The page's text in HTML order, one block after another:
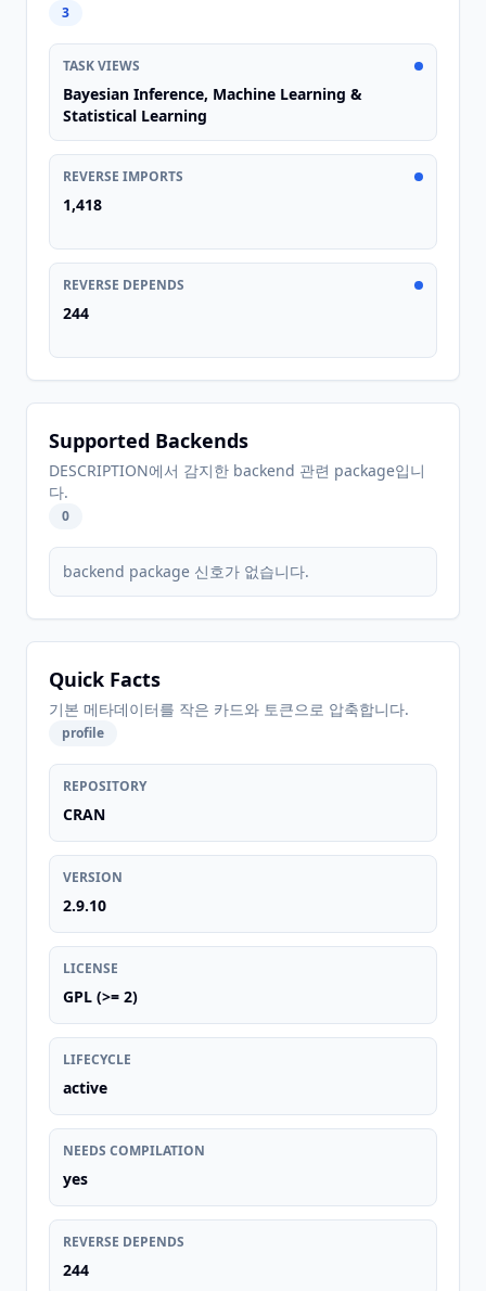
3
TASK VIEWS
Bayesian Inference, Machine Learning &
Statistical Learning
REVERSE IMPORTS
1,418
REVERSE DEPENDS
244
Supported Backends
DESCRIPTION에서 감지한 backend 관련 package입니
다.
0
backend package 신호가 없습니다.
Quick Facts
기본 메타데이터를 작은 카드와 토큰으로 압축합니다.
profile
REPOSITORY
CRAN
VERSION
2.9.10
LICENSE
GPL (>= 2)
LIFECYCLE
active
NEEDS COMPILATION
yes
REVERSE DEPENDS
244